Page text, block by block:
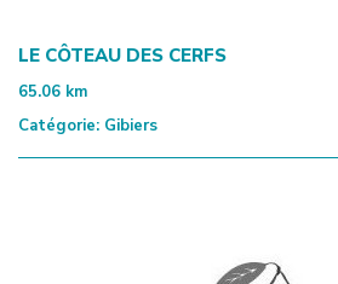
LE CÔTEAU DES CERFS
65.06 km
Catégorie: Gibiers